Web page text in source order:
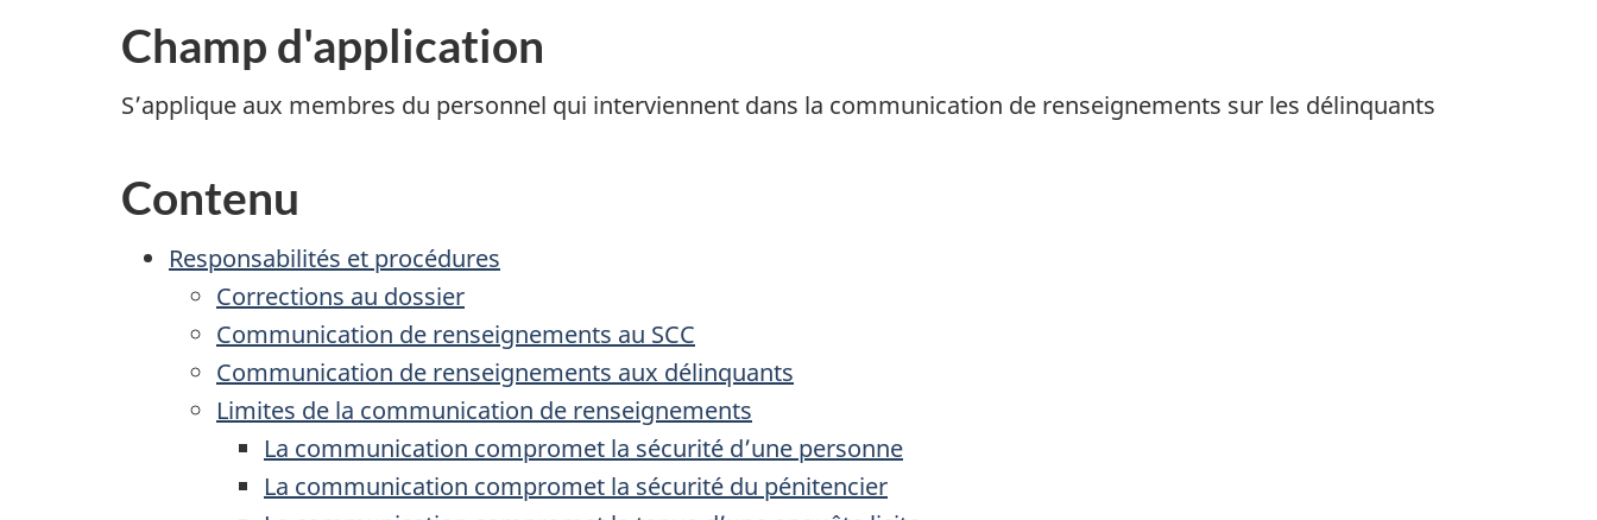
Champ d'application
S’applique aux membres du personnel qui interviennent dans la communication de renseignements sur les délinquants
Contenu
Responsabilités et procédures
Corrections au dossier
Communication de renseignements au SCC
Communication de renseignements aux délinquants
Limites de la communication de renseignements
La communication compromet la sécurité d’une personne
La communication compromet la sécurité du pénitencier